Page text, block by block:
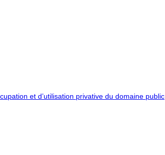
et d’utilisation privative du domaine public